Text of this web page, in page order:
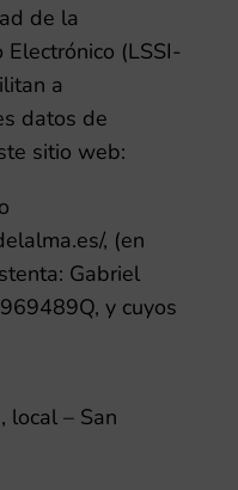
de la
Electrónico (LSSI-
a
datos de
sitio web:
, (en
Gabriel
y cuyos
local – San